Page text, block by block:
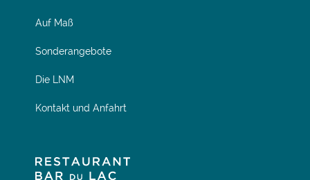
Auf Maß
Sonderangebote
Die LNM
Kontakt und Anfahrt